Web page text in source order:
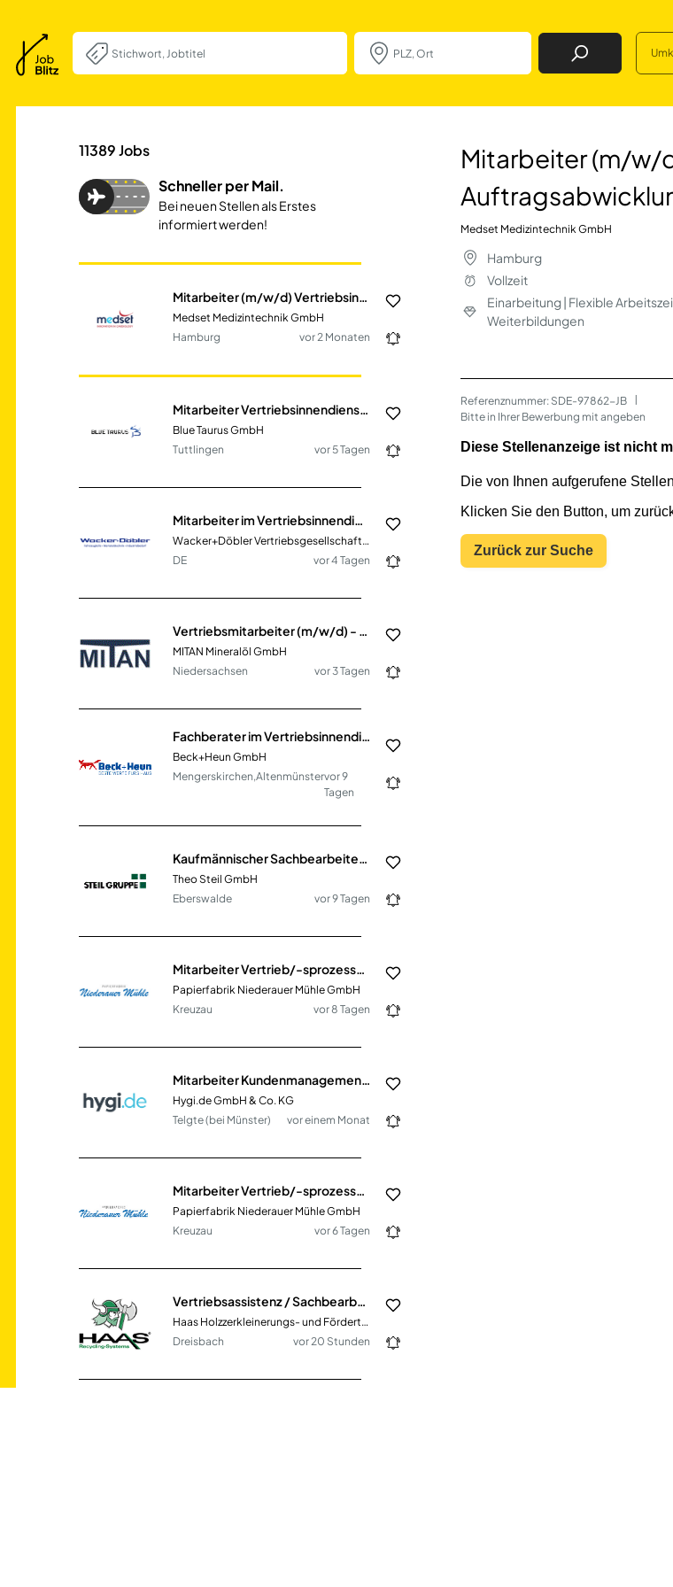
Job Finden
Mitarbeiter (m/w/d)
11389Jobs
Schneller per Mail.
Bei neuen Stellen als Erstes
informiert werden!
Mitarbeiter (m/w/d) Vertriebsinnendienst / Auftragsabwicklung
Medset Medizintechnik GmbH
Hamburg
vor 2 Monaten
Mitarbeiter Vertriebsinnendienst (m/w/d) – Auftragsabwicklung & Kundenservice
Blue Taurus GmbH
Tuttlingen
vor 5 Tagen
Mitarbeiter im Vertriebsinnendienst (m/w/d) - Bereich Kfz-Ersatzteile
Wacker+Döbler Vertriebsgesellschaft mbH'
DE
vor 4 Tagen
MITAN Mineralöl GmbH
Niedersachsen
vor 3 Tagen
Fachberater im Vertriebsinnendienst (m/w/d)
Beck+Heun GmbH
Mengerskirchen,Altenmünstervor 9
Tagen
Theo Steil GmbH
Eberswalde
vor 9 Tagen
Mitarbeiter Vertrieb/-sprozesse & Export (m/w/d)
Papierfabrik Niederauer Mühle GmbH
Kreuzau
vor 8 Tagen
Mitarbeiter Kundenmanagement (m/w/d)
Hygi.de GmbH & Co. KG
Telgte (bei Münster)
vor einem Monat
Mitarbeiter Vertrieb/-sprozesse & Export (m/w/d)
Papierfabrik Niederauer Mühle GmbH
Kreuzau
vor 6 Tagen
Vertriebsassistenz / Sachbearbeitung Vertriebsinnendienst (m/w/d)
Haas Holzzerkleinerungs- und Fördertechnik GmbH
Dreisbach
vor 20 Stunden
Mitarbeiter (m/w/
Medset Medizintechnik GmbH
Hamburg
Vollzeit
Einarbeitung | Flexible
Weiterbildungen
Referenznummer: SDE-97862-JB
Bitte in Ihrer Bewerbung mit angeben